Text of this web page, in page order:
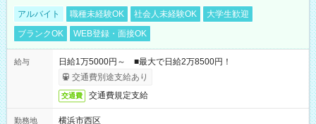
アルバイト 職種未経験OK 社会人未経験OK
大学生歓迎
ブランクOK
WEB登録・面接OK
給与
日給1万5000円～ ■最大で日給2万8500円！
交通費別途支給あり
交通費 交通費規定支給
勤務地
横浜市西区